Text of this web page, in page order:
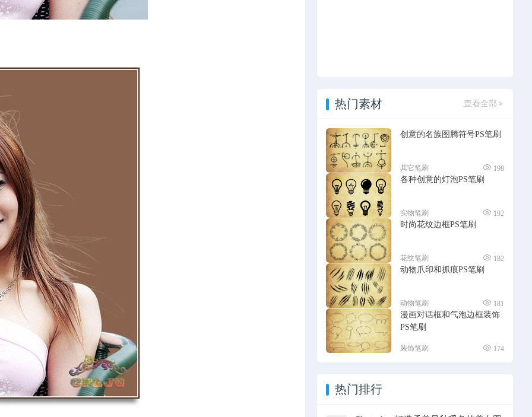
热门素材 查看全部
创意的名族图腾符号PS笔刷
其它笔刷 198
各种创意的灯泡PS笔刷
实物笔刷 192
时尚花纹边框PS笔刷
花纹笔刷 182
动物爪印和抓痕PS笔刷
动物笔刷 181
漫画对话框和气泡边框装饰
PS笔刷
装饰笔刷 174
热门排行